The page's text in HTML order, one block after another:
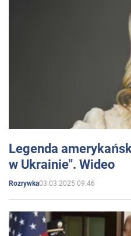
Legenda
w Ukrainie". Wideo
Rozrywka03.03.2025 09:46